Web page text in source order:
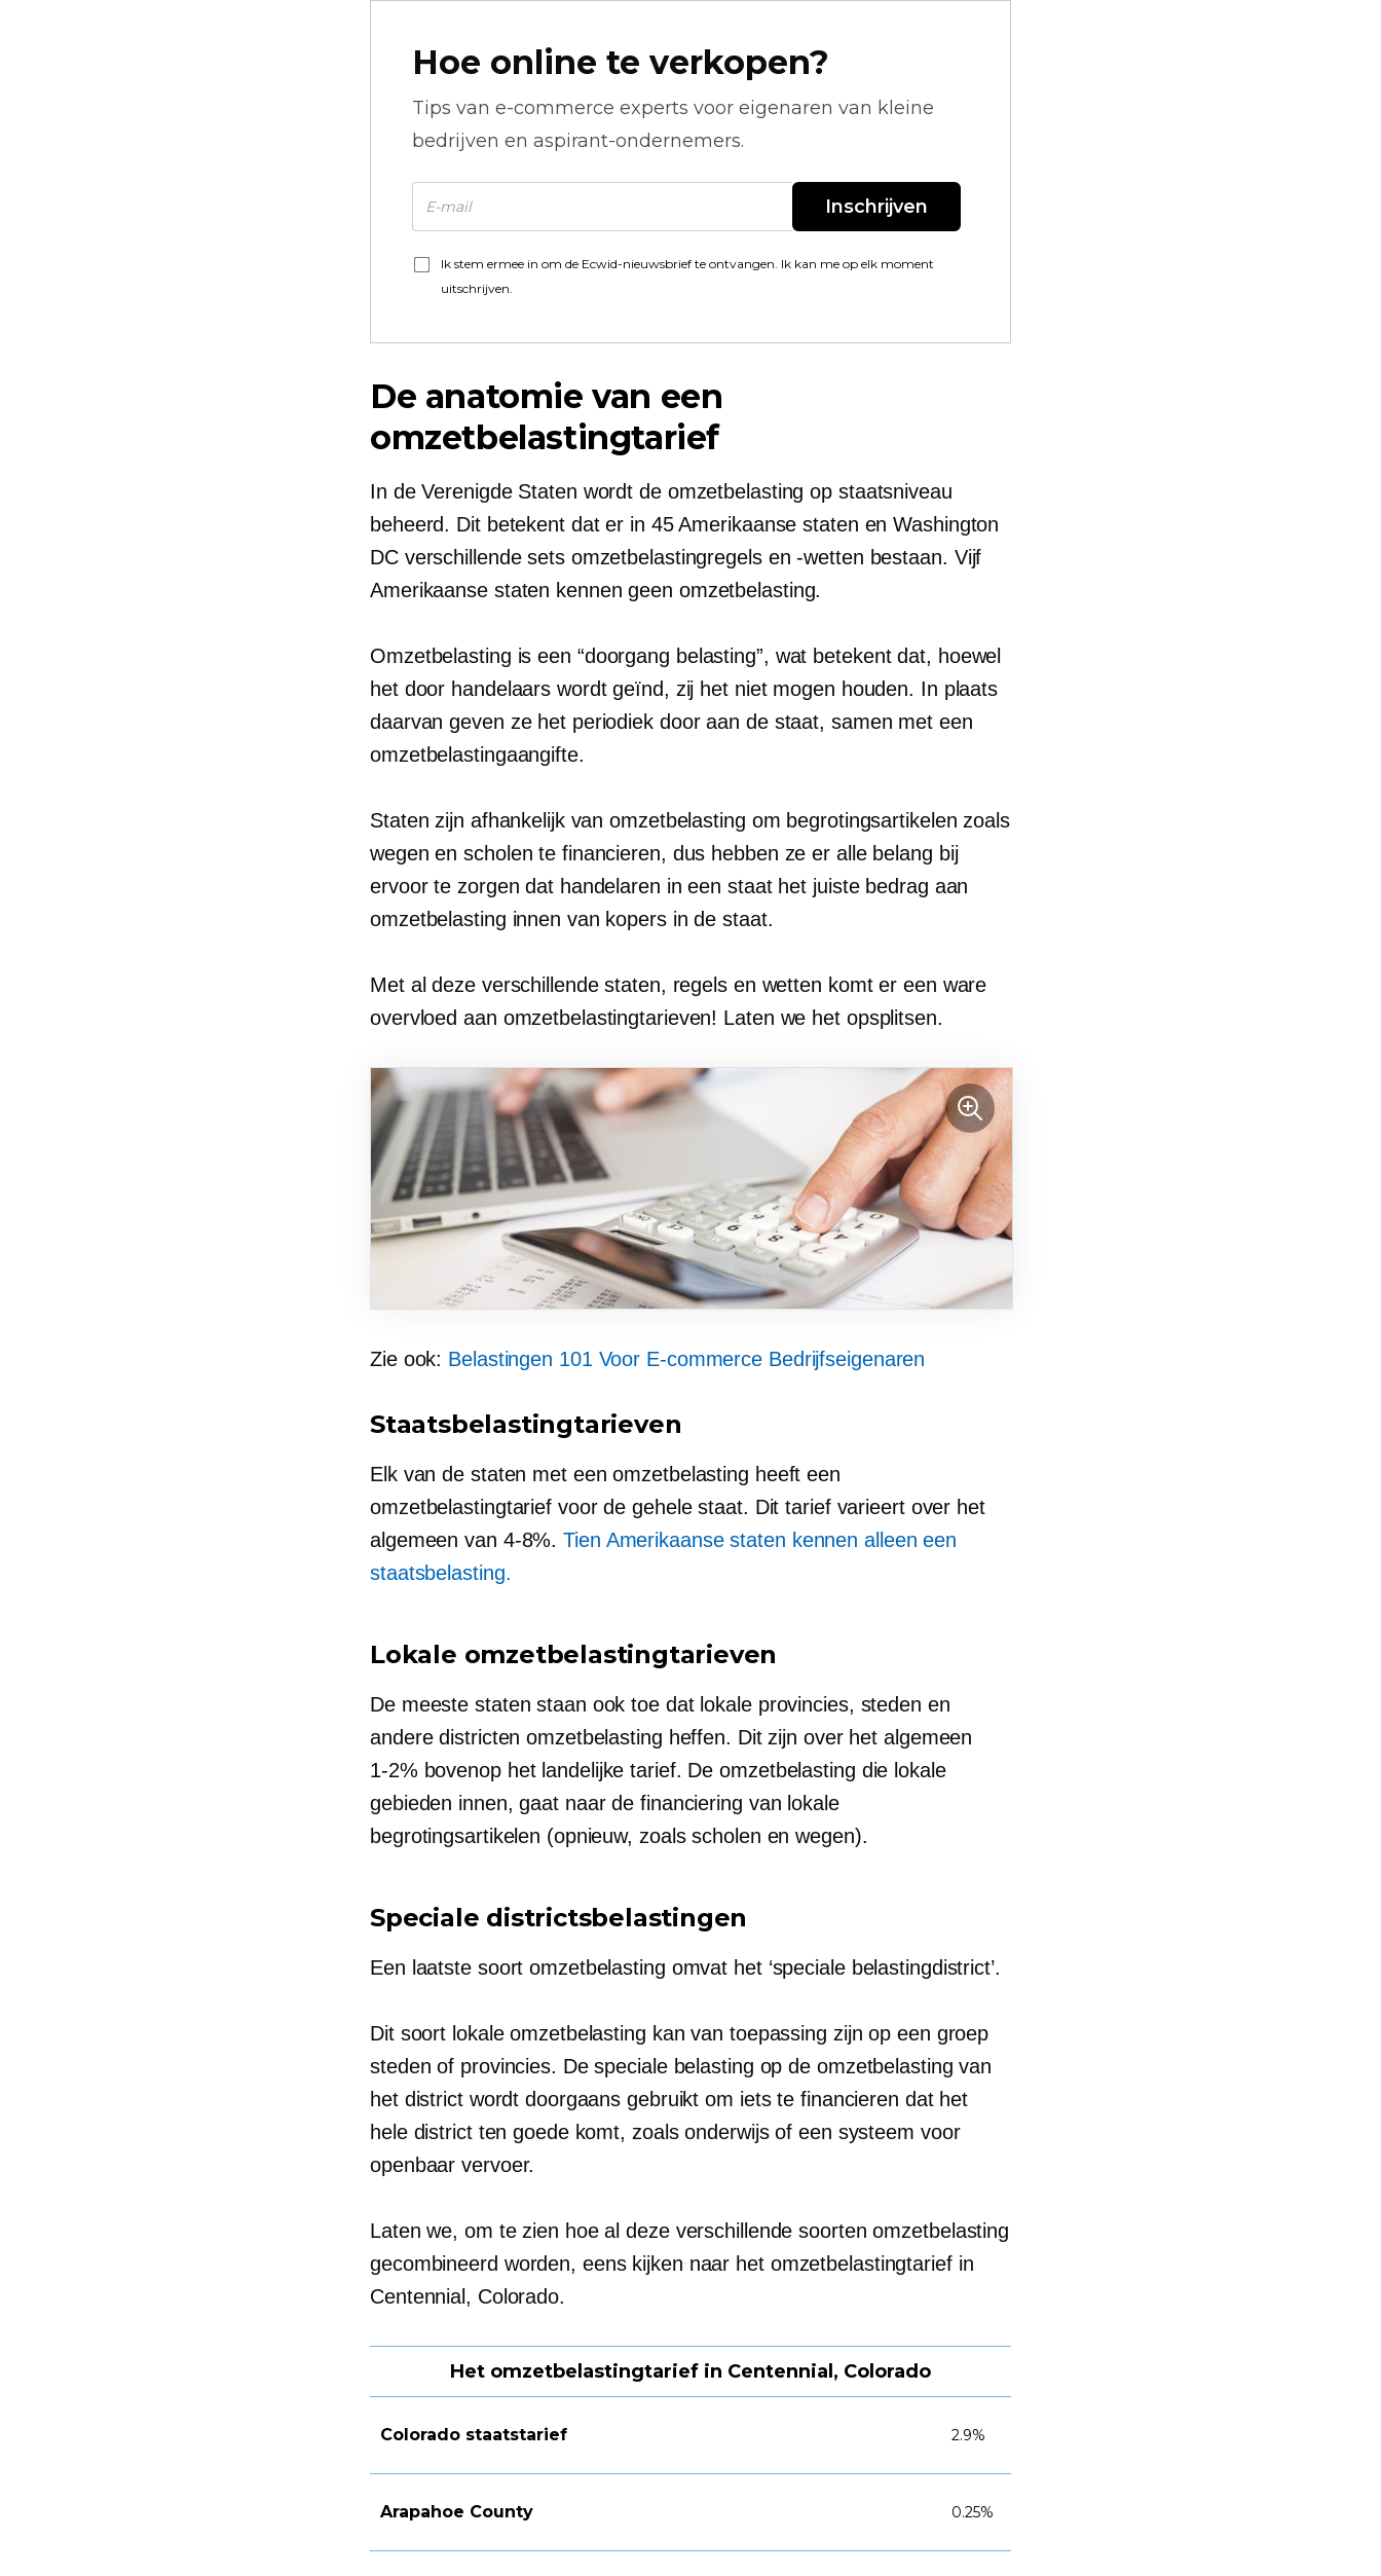
Hoe online te verkopen?
Tips van e-commerce experts voor eigenaren van kleine
bedrijven en aspirant-ondernemers.
Inschrijven
Ik stem ermee in om de Ecwid-nieuwsbrief te ontvangen. Ik kan me op elk moment
uitschrijven.
De anatomie van een
omzetbelastingtarief
In de Verenigde Staten wordt de omzetbelasting op staatsniveau
beheerd. Dit betekent dat er in 45 Amerikaanse staten en Washington
DC verschillende sets omzetbelastingregels en -wetten bestaan. Vijf
Amerikaanse staten kennen geen omzetbelasting.
Omzetbelasting is een “doorgang belasting”, wat betekent dat, hoewel
het door handelaars wordt geïnd, zij het niet mogen houden. In plaats
daarvan geven ze het periodiek door aan de staat, samen met een
omzetbelastingaangifte.
Staten zijn afhankelijk van omzetbelasting om begrotingsartikelen zoals
wegen en scholen te financieren, dus hebben ze er alle belang bij
ervoor te zorgen dat handelaren in een staat het juiste bedrag aan
omzetbelasting innen van kopers in de staat.
Met al deze verschillende staten, regels en wetten komt er een ware
overvloed aan omzetbelastingtarieven! Laten we het opsplitsen.
Zie ook: Belastingen 101 Voor E-commerce Bedrijfseigenaren
Staatsbelastingtarieven
Elk van de staten met een omzetbelasting heeft een
omzetbelastingtarief voor de gehele staat. Dit tarief varieert over het
algemeen van 4-8%. Tien Amerikaanse staten kennen alleen een
staatsbelasting.
Lokale omzetbelastingtarieven
De meeste staten staan ​​ook toe dat lokale provincies, steden en
andere districten omzetbelasting heffen. Dit zijn over het algemeen
1-2% bovenop het landelijke tarief. De omzetbelasting die lokale
gebieden innen, gaat naar de financiering van lokale
begrotingsartikelen (opnieuw, zoals scholen en wegen).
Speciale districtsbelastingen
Een laatste soort omzetbelasting omvat het ‘speciale belastingdistrict’.
Dit soort lokale omzetbelasting kan van toepassing zijn op een groep
steden of provincies. De speciale belasting op de omzetbelasting van
het district wordt doorgaans gebruikt om iets te financieren dat het
hele district ten goede komt, zoals onderwijs of een systeem voor
openbaar vervoer.
Laten we, om te zien hoe al deze verschillende soorten omzetbelasting
gecombineerd worden, eens kijken naar het omzetbelastingtarief in
Centennial, Colorado.
Het omzetbelastingtarief in Centennial, Colorado
Colorado staatstarief 2.9%
Arapahoe County 0.25%